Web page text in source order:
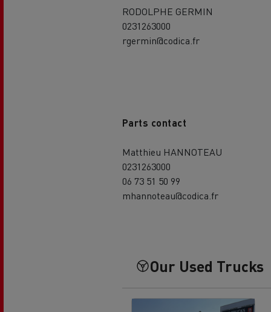
RODOLPHE GERMIN
0231263000
rgermin@codica.fr
Parts contact
Matthieu HANNOTEAU
0231263000
06 73 51 50 99
mhannoteau@codica.fr
Our Used Trucks